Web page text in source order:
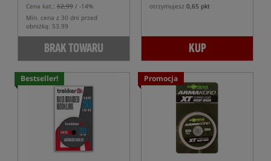
Cena kat.: 62,99 / -14%
Min. cena z 30 dni przed
obniżką: 53.99
BRAK TOWARU
otrzymujesz 0,65 pkt
KUP
Bestseller! Promocja